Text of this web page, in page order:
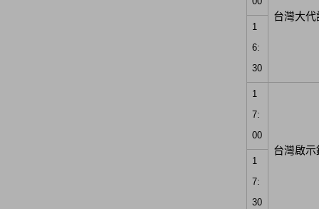
台灣大代
1
6:
30
1
7:
00
台灣啟示
1
7:
30